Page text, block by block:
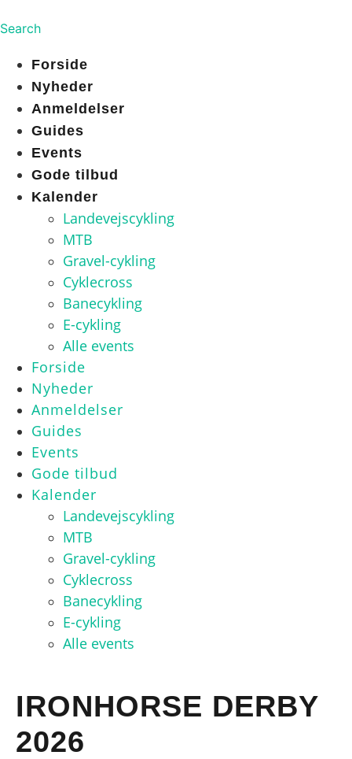
Search
Forside
Nyheder
Anmeldelser
Guides
Events
Gode tilbud
Kalender
Landevejscykling
MTB
Gravel-cykling
Cyklecross
Banecykling
E-cykling
Alle events
Forside
Nyheder
Anmeldelser
Guides
Events
Gode tilbud
Kalender
Landevejscykling
MTB
Gravel-cykling
Cyklecross
Banecykling
E-cykling
Alle events
IRONHORSE DERBY
2026